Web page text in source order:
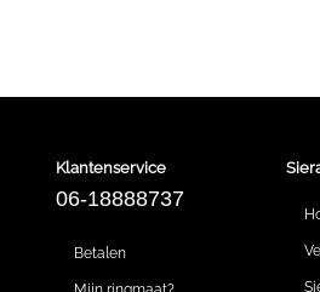
Klantenservice
06-18888737
Betalen